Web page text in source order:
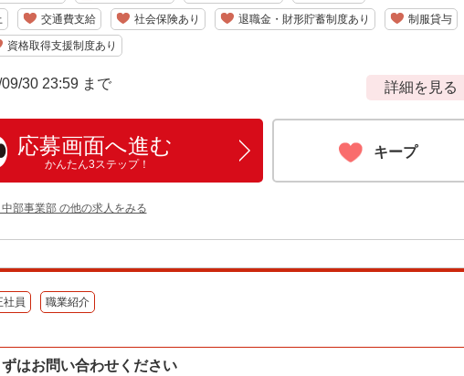
交通費支給 社会保険あり 退職金・財形貯蓄制度あり 制服貸与
資格取得支援制度あり
30 23:59 まで 詳細を見る
応募画面へ進む
かんたん3ステップ！
キープ
部事業部 の他の求人をみる
社員 職業紹介
はお問い合わせください